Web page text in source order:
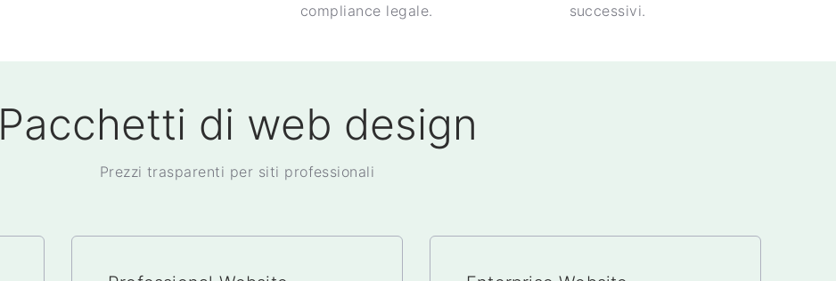
compliance legale.
successivi.
Pacchetti di web design
Prezzi trasparenti per siti professionali